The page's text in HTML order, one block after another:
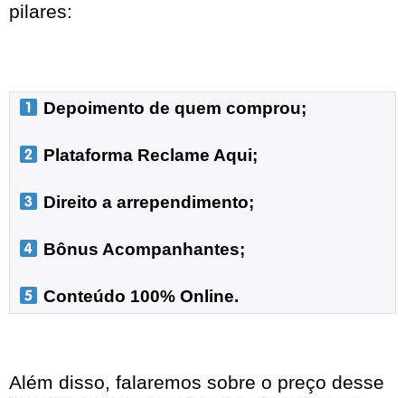
pilares:
Depoimento de quem comprou;
Plataforma Reclame Aqui;
Direito a arrependimento;
Bônus Acompanhantes;
Conteúdo 100% Online.
Além disso, falaremos sobre o preço desse